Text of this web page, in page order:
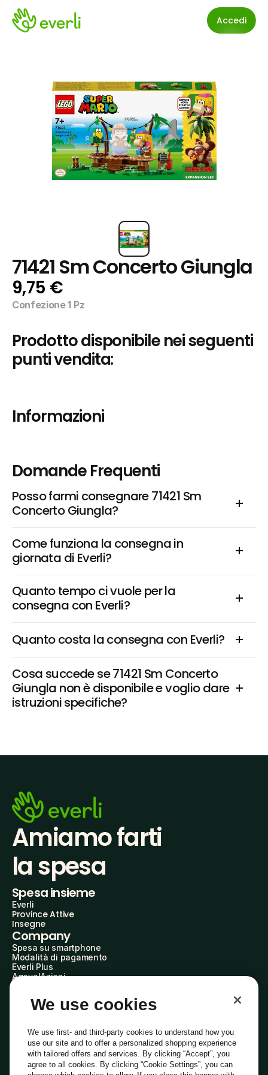
Accedi
71421 Sm Concerto Giungla
9,75 €
Confezione 1 Pz
Prodotto disponibile nei seguenti
punti vendita:
Informazioni
Domande Frequenti
Posso farmi consegnare 71421 Sm
Concerto Giungla?
Come funziona la consegna in
giornata di Everli?
Quanto tempo ci vuole per la
consegna con Everli?
Quanto costa la consegna con Everli?
Cosa succede se 71421 Sm Concerto
Giungla non è disponibile e voglio dare
istruzioni specifiche?
Amiamo farti
la spesa
Spesa insieme
Everli
Province Attive
Insegne
Company
Spesa su smartphone
Modalità di pagamento
Everli Plus
AgevolAzioni
Everli Shoppers
Scopri chi siamo
Domande frequenti
Lavora con noi
Diventa Shopper
We use cookies
We use first- and third-party cookies to understand how you
use our site and to offer a personalized shopping experience
with tailored offers and services. By clicking “Accept”, you
agree to all cookies. By clicking “Cookie Settings”, you can